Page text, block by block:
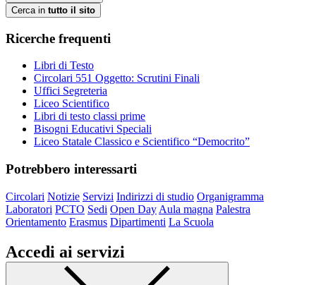
Cerca in tutto il sito
Ricerche frequenti
Libri di Testo
Circolari 551 Oggetto: Scrutini Finali
Uffici Segreteria
Liceo Scientifico
Libri di testo classi prime
Bisogni Educativi Speciali
Liceo Statale Classico e Scientifico “Democrito”
Potrebbero interessarti
Circolari Notizie Servizi Indirizzi di studio Organigramma
Laboratori PCTO Sedi Open Day Aula magna Palestra
Orientamento Erasmus Dipartimenti La Scuola
Accedi ai servizi